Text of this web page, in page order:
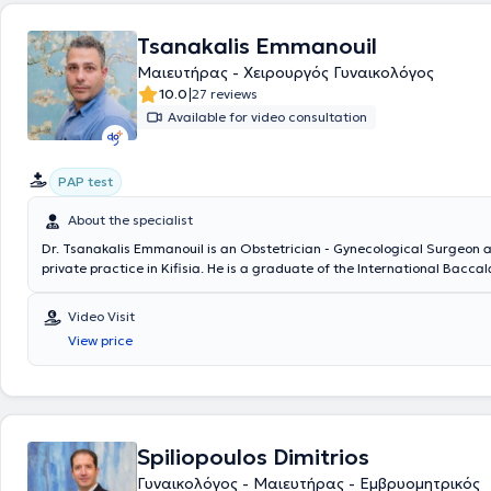
Tsanakalis Emmanouil
Μαιευτήρας - Χειρουργός Γυναικολόγος
10.0|27 reviews
Available for video consultation
PAP test
About the specialist
Dr. Tsanakalis Emmanouil is an Obstetrician - Gynecological Surgeon
private practice in Kifisia. He is a graduate of the International
degrees in Medical Genetics, Medicine, and two postgraduate
the surgical part of his specialty at the Konstantopouleio General
while the gynecological and obstetric part at Alexandra General
Obstetrician and Gynecological Surgeon, Dr. Tsanakalis Emmanouil
Video Visit
View price
Spiliopoulos Dimitrios
Γυναικολόγος - Μαιευτήρας - Εμβρυομητρικός